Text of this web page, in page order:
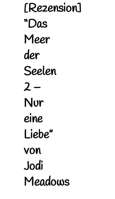
[Rezension]
“Das
Meer
der
Seelen
2 –
Nur
eine
Liebe”
von
Jodi
Meadows